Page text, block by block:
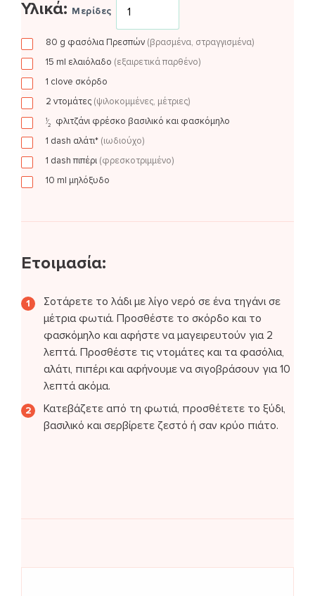
Υλικά: Μερίδες
80 g φασόλια Πρεσπών (βρασμένα, στραγγισμένα)
15 ml ελαιόλαδο (εξαιρετικά παρθένο)
1 clove σκόρδο
2 ντομάτες (ψιλοκομμένες, μέτριες)
1⁄2 φλιτζάνι φρέσκο βασιλικό και φασκόμηλο
1 dash αλάτι* (ιωδιούχο)
1 dashπιπέρι (φρεσκοτριμμένο)
10 ml μηλόξυδο
Ετοιμασία:
Σοτάρετε το λάδι με λίγο νερό σε ένα τηγάνι σε
μέτρια φωτιά. Προσθέστε το σκόρδο και το
φασκόμηλο και αφήστε να μαγειρευτούν για 2
λεπτά. Προσθέστε τις ντομάτες και τα φασόλια,
αλάτι, πιπέρι και αφήνουμε να σιγοβράσουν για 10
λεπτά ακόμα.
Κατεβάζετε από τη φωτιά, προσθέτετε το ξύδι,
βασιλικό και σερβίρετε ζεστό ή σαν κρύο πιάτο.